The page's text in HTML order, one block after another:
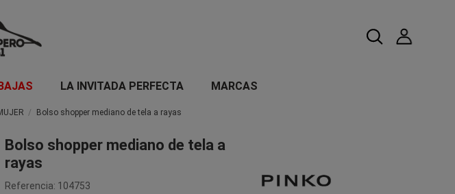
LA INVITADA PERFECTA MARCAS
Bolso shopper mediano de tela a rayas
Bolso shopper mediano de tela a
rayas
Referencia: 104753